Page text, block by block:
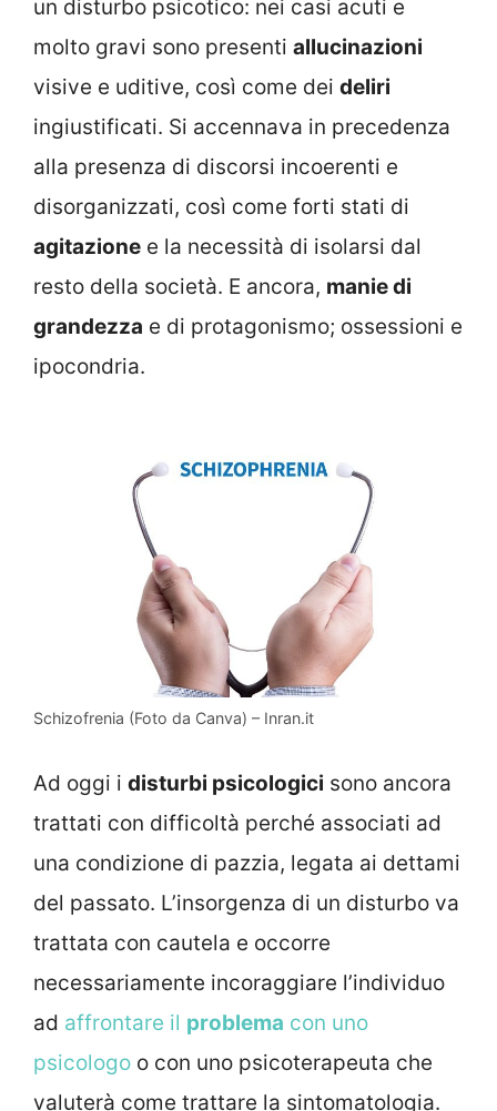
un disturbo psicotico: nei casi acuti e
molto gravi sono presenti allucinazioni
visive e uditive, così come dei deliri
ingiustificati. Si accennava in precedenza
alla presenza di discorsi incoerenti e
disorganizzati, così come forti stati di
agitazione e la necessità di isolarsi dal
resto della società. E ancora, manie di
grandezza e di protagonismo; ossessioni e
ipocondria.
Schizofrenia (Foto da Canva) – Inran.it
Ad oggi i disturbi psicologici sono ancora
trattati con difficoltà perché associati ad
una condizione di pazzia, legata ai dettami
del passato. L’insorgenza di un disturbo va
trattata con cautela e occorre
necessariamente incoraggiare l’individuo
ad affrontare il problema con uno
psicologo o con uno psicoterapeuta che
valuterà come trattare la sintomatologia.